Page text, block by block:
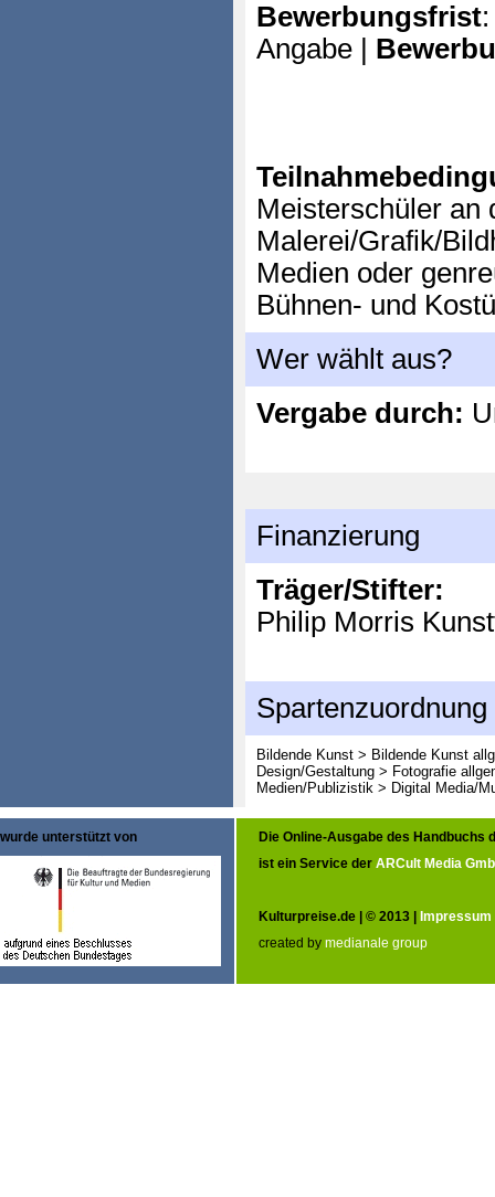
Bewerbungsfrist
Angabe |
Meisterschüler an
Malerei/Grafik/
Medien oder
Bühnen- und
Wer wählt aus?
Vergabe durch:
Finanzierung
Träger/Stifter:
Philip Morris
Spartenzuordnung
Bildende Kunst > Bildende Kunst
Design/Gestaltung > Fotografie
Medien/Publizistik > Digital Media/
wurde unterstützt von
Die Online-Ausgabe des Handbuchs
ist ein Service der ARCult Media
Kulturpreise.de | © 2013 | Impressum
created by medianale group